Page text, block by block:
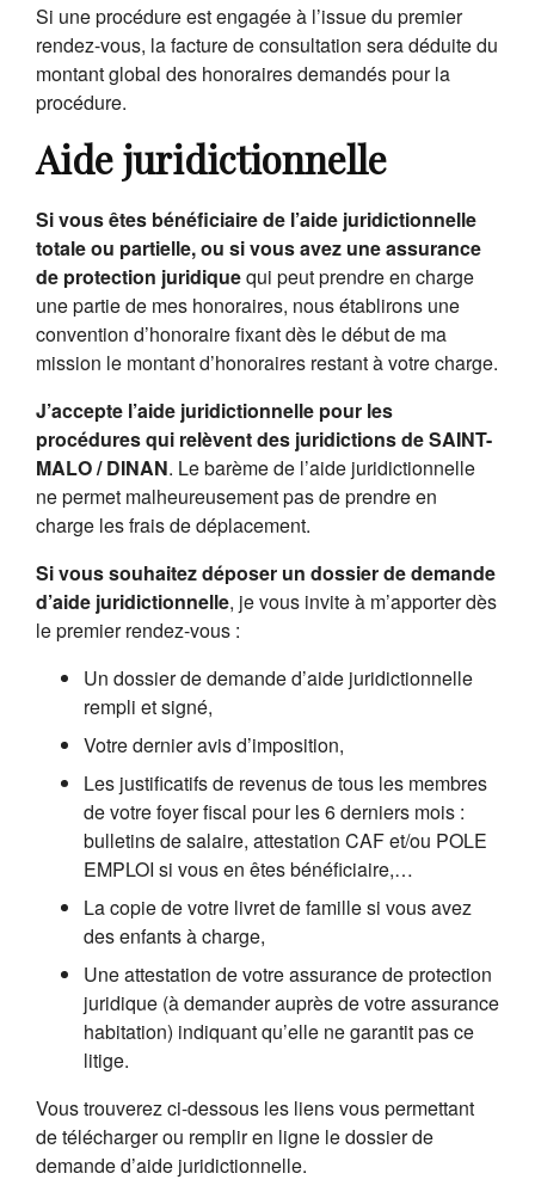
Si une procédure est engagée à l’issue du premier
rendez-vous, la facture de consultation sera déduite du
montant global des honoraires demandés pour la
procédure.
Aide juridictionnelle
Si vous êtes bénéficiaire de l’aide juridictionnelle
totale ou partielle, ou si vous avez une assurance
de protection juridiquequi peut prendre en charge
une partie de mes honoraires, nous établirons une
convention d’honoraire fixant dès le début de ma
mission le montant d’honoraires restant à votre charge.
J’accepte l’aide juridictionnelle pour les
procédures qui relèvent des juridictions de SAINT-
MALO / DINAN. Le barème de l’aide juridictionnelle
ne permet malheureusement pas de prendre en
charge les frais de déplacement.
Si vous souhaitez déposer un dossier de demande
d’aide juridictionnelle, je vous invite à m’apporter dès
le premier rendez-vous :
Un dossier de demande d’aide juridictionnelle
rempli et signé,
Votre dernier avis d’imposition,
Les justificatifs de revenus de tous les membres
de votre foyer fiscal pour les 6 derniers mois :
bulletins de salaire, attestation CAF et/ou POLE
EMPLOI si vous en êtes bénéficiaire,…
La copie de votre livret de famille si vous avez
des enfants à charge,
Une attestation de votre assurance de protection
juridique (à demander auprès de votre assurance
habitation) indiquant qu’elle ne garantit pas ce
litige.
Vous trouverez ci-dessous les liens vous permettant
de télécharger ou remplir en ligne le dossier de
demande d’aide juridictionnelle.